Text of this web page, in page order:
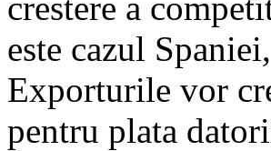
este cazul
Exporturile vor
pentru plata